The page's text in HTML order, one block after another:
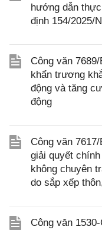
hướng dẫn
định 154/2025/
Công văn
khẩn trương
động và tăng
động
Công văn
giải quyết
không chuyên
do sắp xếp
Công văn